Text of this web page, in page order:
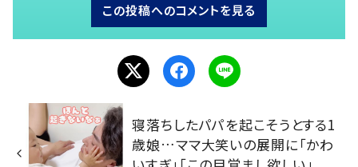
この投稿へのコメントを見る
寝落ちしたパパを起こそうとする1
歳娘…ママ大笑いの展開に「かわ